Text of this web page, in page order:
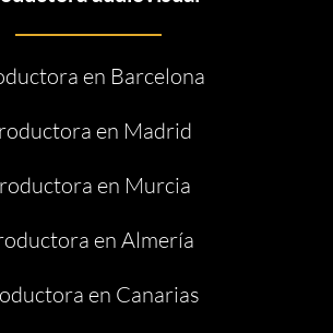
en Barcelona
en Madrid
en Murcia
en Almería
en Canarias